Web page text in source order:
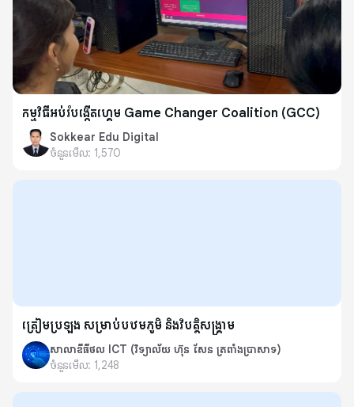
កម្មវិធីអប់រំបង្កើតហ្គេម Game Changer Coalition (GCC)
Sokkear Edu Digital
ចំនួនមើល: 1,570
ត្រៀមប្រឡង សម្រាប់បឋមភូមិ និងវិបត្តិសង្គ្រាម
សាលាឌីធីថល ICT (វិទ្យាល័យ ហ៊ុន សែន ត្រពាំងប្រាសាទ)
ចំនួនមើល: 1,248